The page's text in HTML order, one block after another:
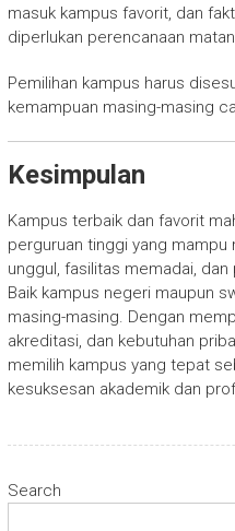
masuk kampus favorit, dan
diperlukan perencanaan
Pemilihan kampus harus
kemampuan masing-masing
Kesimpulan
Kampus terbaik dan favorit
perguruan tinggi yang
unggul, fasilitas memadai,
Baik kampus negeri maupun
masing-masing. Dengan
akreditasi, dan kebutuhan
memilih kampus yang tepat
kesuksesan akademik dan
Search